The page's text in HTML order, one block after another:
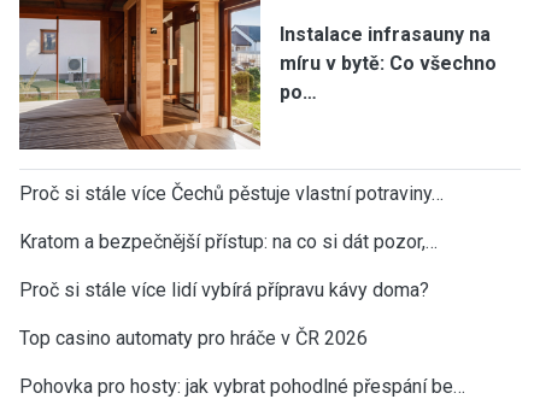
Instalace infrasauny na
míru v bytě: Co všechno
po…
Proč si stále více Čechů pěstuje vlastní potraviny…
Kratom a bezpečnější přístup: na co si dát pozor,…
Proč si stále více lidí vybírá přípravu kávy doma?
Top casino automaty pro hráče v ČR 2026
Pohovka pro hosty: jak vybrat pohodlné přespání be…